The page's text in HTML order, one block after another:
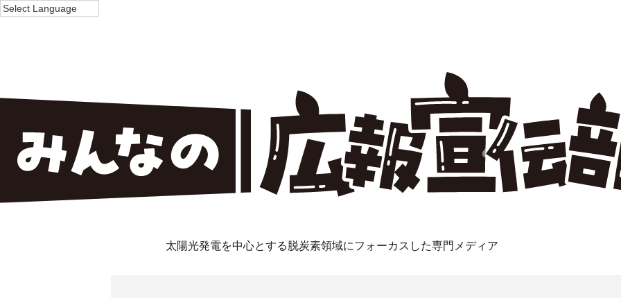
太陽光発電を中心とする脱炭素領域にフォーカスした専門メディア